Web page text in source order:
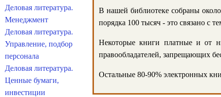
В нашей библиотеке собраны
порядка 100 тысяч - это связано с
Некоторые книги платные и от
правообладателей, запрещающих
Остальные 80-90% электронных
Деловая литература.
Менеджмент
Деловая литература.
Управление, подбор
персонала
Деловая литература.
Ценные бумаги,
инвестиции